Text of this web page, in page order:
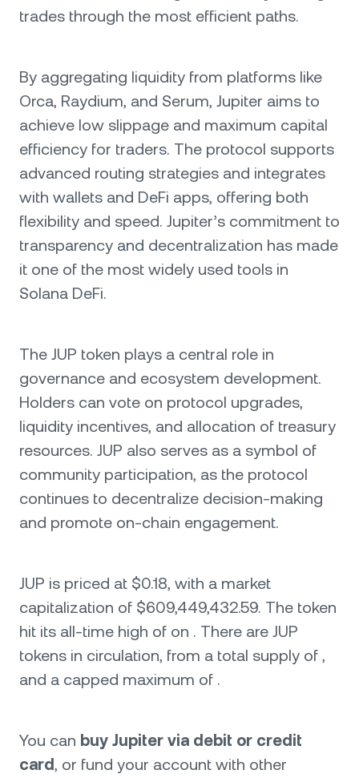
trades through the most efficient paths.
By aggregating liquidity from platforms like
Orca, Raydium, and Serum, Jupiter aims to
achieve low slippage and maximum capital
efficiency for traders. The protocol supports
advanced routing strategies and integrates
with wallets and DeFi apps, offering both
flexibility and speed. Jupiter’s commitment to
transparency and decentralization has made
it one of the most widely used tools in
Solana DeFi.
The JUP token plays a central role in
governance and ecosystem development.
Holders can vote on protocol upgrades,
liquidity incentives, and allocation of treasury
resources. JUP also serves as a symbol of
community participation, as the protocol
continues to decentralize decision-making
and promote on-chain engagement.
JUP is priced at $0.18, with a market
capitalization of $609,449,432.59. The token
hit its all-time high of on . There are JUP
tokens in circulation, from a total supply of ,
and a capped maximum of .
You can buy Jupiter via debit or credit
card, or fund your account with other